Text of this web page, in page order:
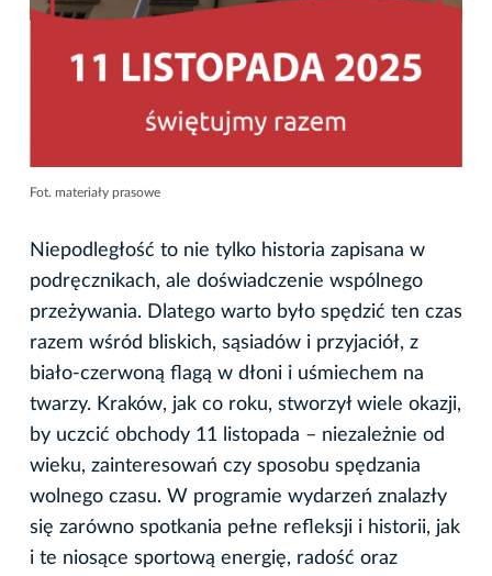
Fot. materiały prasowe
Niepodległość to nie tylko historia zapisana w
podręcznikach, ale doświadczenie wspólnego
przeżywania. Dlatego warto było spędzić ten czas
razem wśród bliskich, sąsiadów i przyjaciół, z
biało-czerwoną flagą w dłoni i uśmiechem na
twarzy. Kraków, jak co roku, stworzył wiele okazji,
by uczcić obchody 11 listopada – niezależnie od
wieku, zainteresowań czy sposobu spędzania
wolnego czasu. W programie wydarzeń znalazły
się zarówno spotkania pełne refleksji i historii, jak
i te niosące sportową energię, radość oraz